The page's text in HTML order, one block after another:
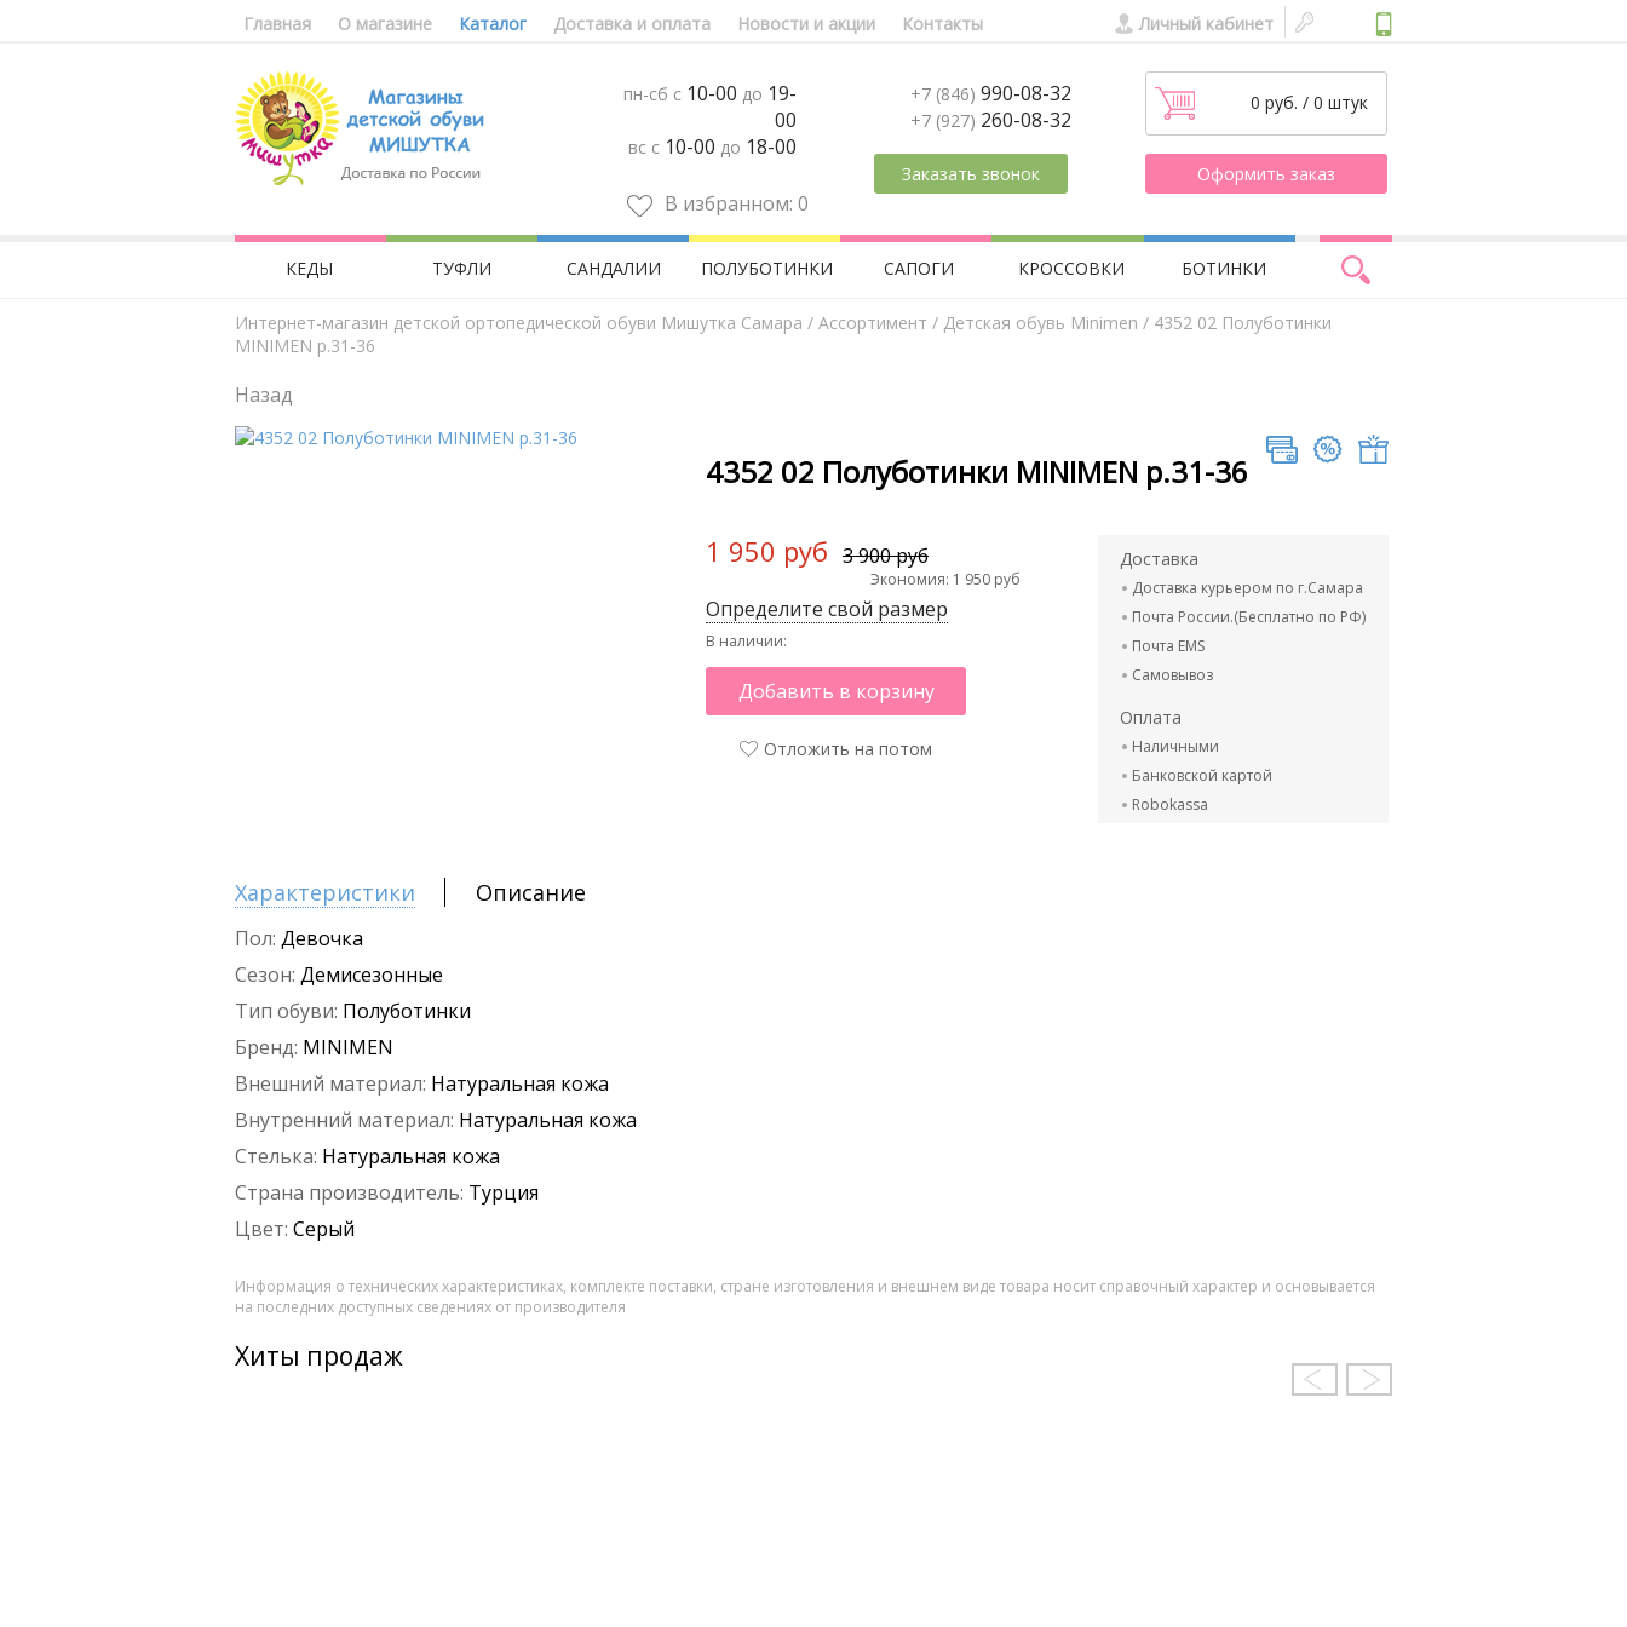
Главная О магазине Каталог Доставка и оплата Новости и акции Контакты Личный кабинет
пн-сб с 10-00 до 19-
00
вс с 10-00 до 18-00
В избранном: 0
+7 (846) 990-08-32
+7 (927) 260-08-32
Заказать звонок
0 руб. / 0 штук
Оформить заказ
КЕДЫ ТУФЛИ САНДАЛИИ ПОЛУБОТИНКИ САПОГИ КРОССОВКИ БОТИНКИ
Интернет-магазин детской ортопедической обуви Мишутка Самара / Aссортимент / Детская обувь Minimen / 4352 02 Полуботинки
MINIMEN р.31-36
Назад
4352 02 Полуботинки MINIMEN р.31-36
1 950 руб 3 900 руб
Экономия: 1 950 руб
Определите свой размер
В наличии:
Добавить в корзину
Отложить на потом
Доставка
Доставка курьером по г.Самара
Почта России.(Бесплатно по РФ)
Почта EMS
Самовывоз
Оплата
Наличными
Банковской картой
Robokassa
Характеристики Описание
Пол: Девочка
Сезон: Демисезонные
Тип обуви: Полуботинки
Бренд: MINIMEN
Внешний материал: Натуральная кожа
Внутренний материал: Натуральная кожа
Стелька: Натуральная кожа
Страна производитель: Турция
Цвет: Серый
Информация о технических характеристиках, комплекте поставки, стране изготовления и внешнем виде товара носит справочный характер и основывается
на последних доступных сведениях от производителя
Хиты продаж